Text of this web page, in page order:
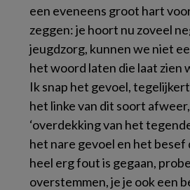
een eveneens groot hart
zeggen: je hoort nu zoveel
jeugdzorg, kunnen we niet
het woord laten die laat zien
Ik snap het gevoel,
het linke van dit soort
‘overdekking van het
het nare gevoel en het
heel erg fout is gegaan,
overstemmen, je je ook een